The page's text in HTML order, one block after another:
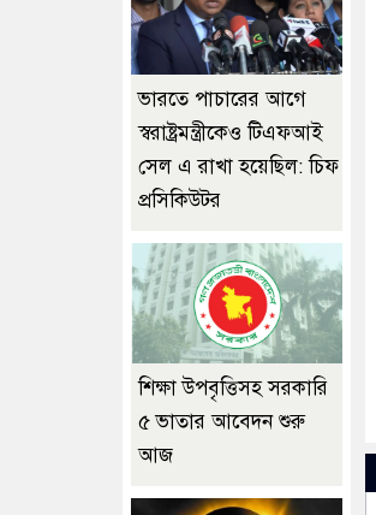
ভারতে পাচারের আগে
স্বরাষ্ট্রমন্ত্রীকেও টিএফআই
সেল এ রাখা হয়েছিল: চিফ
প্রসিকিউটর
শিক্ষা উপবৃত্তিসহ সরকারি
৫ ভাতার আবেদন শুরু
আজ